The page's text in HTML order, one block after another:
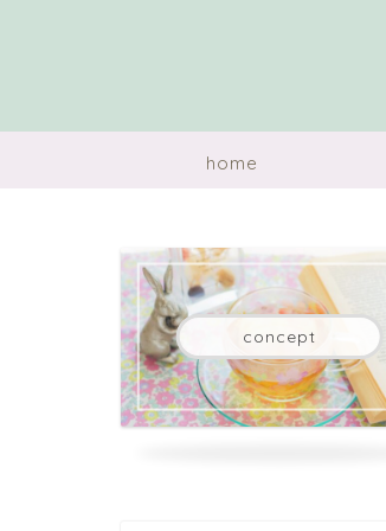
home
concept